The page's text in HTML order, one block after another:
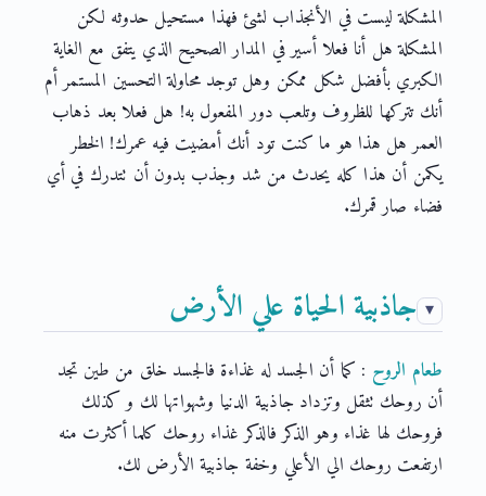
المشكلة ليست في الأنجذاب لشئ فهذا مستحيل حدوثه لكن
المشكلة هل أنا فعلا أسير في المدار الصحيح الذي يتفق مع الغاية
الكبري بأفضل شكل ممكن وهل توجد محاولة التحسين المستمر أم
أنك تتركها للظروف وتلعب دور المفعول به! هل فعلا بعد ذهاب
العمر هل هذا هو ما كنت تود أنك أمضيت فيه عمرك! الخطر
يكمن أن هذا كله يحدث من شد وجذب بدون أن تتدرك في أي
فضاء صار قمرك.
جاذبية الحياة علي الأرض
طعام الروح : كما أن الجسد له غذاءة فالجسد خلق من طين تجد
أن روحك تثقل وتزداد جاذبية الدنيا وشهواتها لك و كذلك
فروحك لها غذاء وهو الذكر فالذكر غذاء روحك كلما أكثرت منه
ارتفعت روحك الي الأعلي وخفة جاذبية الأرض لك.